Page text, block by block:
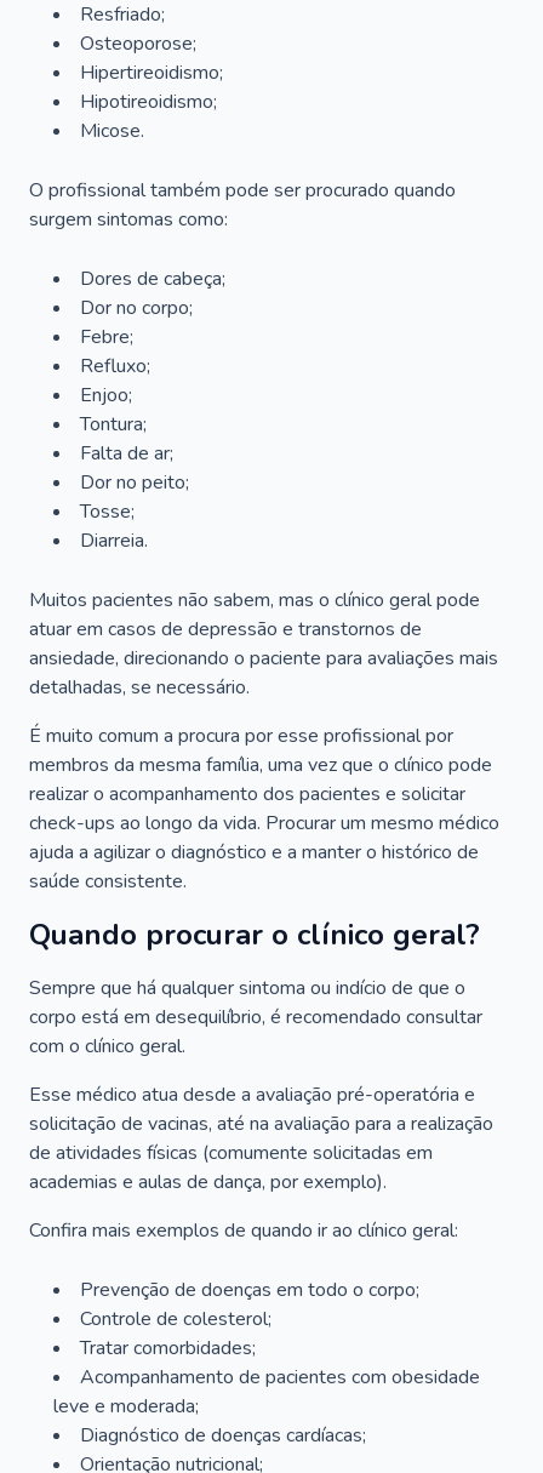
Resfriado;
Osteoporose;
Hipertireoidismo;
Hipotireoidismo;
Micose.
O profissional também pode ser procurado quando
surgem sintomas como:
Dores de cabeça;
Dor no corpo;
Febre;
Refluxo;
Enjoo;
Tontura;
Falta de ar;
Dor no peito;
Tosse;
Diarreia.
Muitos pacientes não sabem, mas o clínico geral pode
atuar em casos de depressão e transtornos de
ansiedade, direcionando o paciente para avaliações mais
detalhadas, se necessário.
É muito comum a procura por esse profissional por
membros da mesma família, uma vez que o clínico pode
realizar o acompanhamento dos pacientes e solicitar
check-ups ao longo da vida. Procurar um mesmo médico
ajuda a agilizar o diagnóstico e a manter o histórico de
saúde consistente.
Quando procurar o clínico geral?
Sempre que há qualquer sintoma ou indício de que o
corpo está em desequilíbrio, é recomendado consultar
com o clínico geral.
Esse médico atua desde a avaliação pré-operatória e
solicitação de vacinas, até na avaliação para a realização
de atividades físicas (comumente solicitadas em
academias e aulas de dança, por exemplo).
Confira mais exemplos de quando ir ao clínico geral:
Prevenção de doenças em todo o corpo;
Controle de colesterol;
Tratar comorbidades;
Acompanhamento de pacientes com obesidade
leve e moderada;
Diagnóstico de doenças cardíacas;
Orientação nutricional;